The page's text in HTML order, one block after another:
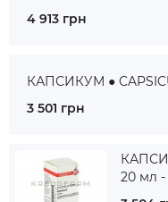
4 913 грн
КАПСИКУМ ●
3 501 грн
20 мл